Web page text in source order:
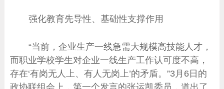
强化教育先导性、基础性支撑作用
“当前，企业生产一线急需大规模高技能人才，
而职业学校学生对企业一线生产工作认可度不高，
存在‘有岗无人上、有人无岗上’的矛盾。”3月6日的
政协联组会上，第一个发言的张运凯委员，道出了